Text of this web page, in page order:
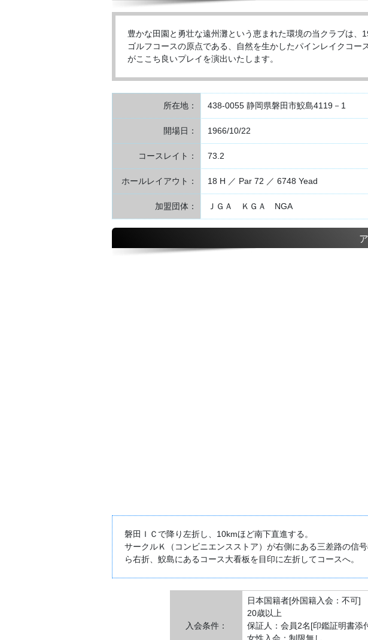
豊かな田園と勇壮な遠州灘という恵まれた環境の当クラブは、
ゴルフコースの原点である、自然を生かしたパインレイクコ
がここち良いプレイを演出いたします。
所在地： 438-0055 静岡県磐田市鮫島4119－1
開場日： 1966/10/22
コースレイト： 73.2
ホールレイアウト： 18 H ／ Par 72 ／ 6748 Yead
加盟団体： ＪＧＡ ＫＧＡ NGA
磐田ＩＣで降り左折し、10kmほど南下直進する。
サークルＫ（コンビニエンスストア）が右側にある三差路の信
ら右折、鮫島にあるコース大看板を目印に左折してコースへ。
入会条件：
日本国籍者[外国籍入会：不可]
20歳以上
保証人：会員2名[印鑑証明書添
女性入会：制限無し